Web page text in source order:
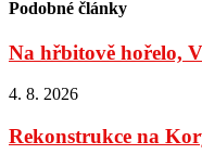
Podobné články
Na hřbitově hořelo,
4. 8. 2026
Rekonstrukce na